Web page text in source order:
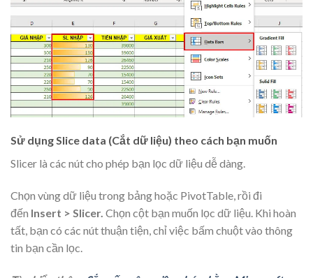
Sử dụng Slice data (Cắt dữ liệu) theo cách bạn muốn
Slicer là các nút cho phép bạn lọc dữ liệu dễ dàng.
Chọn vùng dữ liệu trong bảng hoặc PivotTable, rồi đi
đến Insert > Slicer. Chọn cột bạn muốn lọc dữ liệu. Khi hoàn
tất, bạn có các nút thuận tiện, chỉ việc bấm chuột vào thông
tin bạn cần lọc.